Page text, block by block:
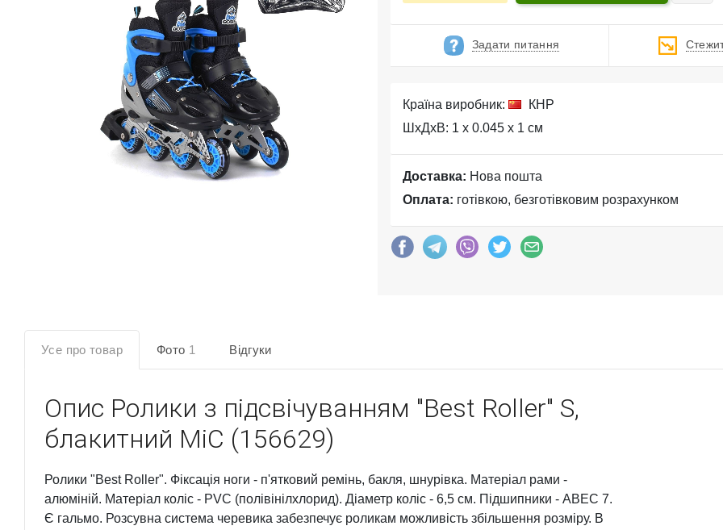
Задати питання
Країна виробник:
КНР
ШхДхВ: 1 x 0.045 x 1 см
Доставка: Нова пошта
Оплата: готівкою, безготівковим розрахунком
Усе про товар Фото 1 Відгуки
Опис Ролики з підсвічуванням "Best Roller" S,
блакитний MiC (156629)
Ролики "Best Roller". Фіксація ноги - п'ятковий ремінь, бакля, шнурівка. Матеріал рами -
алюміній. Матеріал коліс - PVC (полівінілхлорид). Діаметр коліс - 6,5 см. Підшипники - ABEC 7.
Є гальмо. Розсувна система черевика забезпечує роликам можливість збільшення розміру. В